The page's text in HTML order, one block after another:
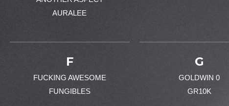
AURALEE
F
FUCKING AWESOME
FUNGIBLES
G
GOLDWIN 0
GR10K